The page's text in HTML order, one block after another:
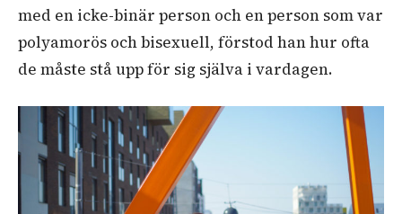
med en icke-binär person och en person som var
polyamorös och bisexuell, förstod han hur ofta
de måste stå upp för sig själva i vardagen.